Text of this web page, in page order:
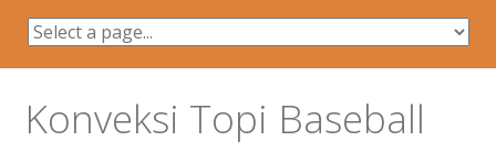
Konveksi Topi Baseball